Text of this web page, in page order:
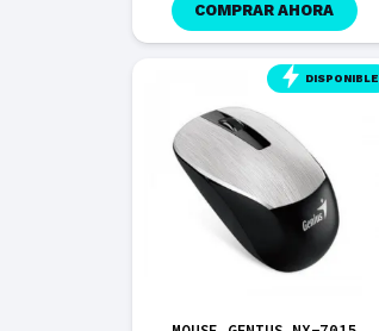
COMPRAR AHORA
DISPONIBLE